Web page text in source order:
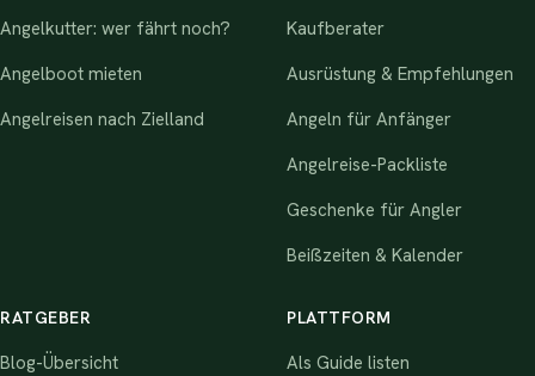
Angelkutter: wer fährt noch?
Angelboot mieten
Angelreisen nach Zielland
Kaufberater
Ausrüstung & Empfehlungen
Angeln für Anfänger
Angelreise-Packliste
Geschenke für Angler
Beißzeiten & Kalender
RATGEBER
Blog-Übersicht
PLATTFORM
Als Guide listen